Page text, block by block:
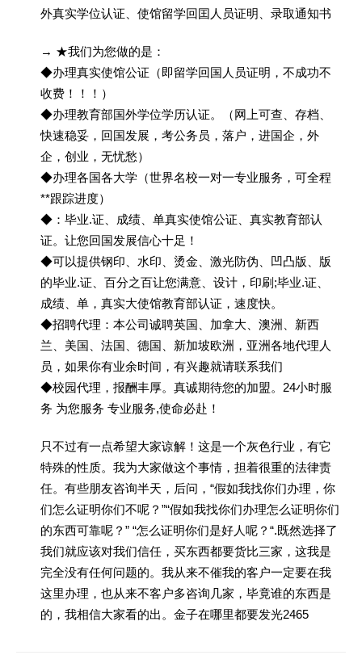
外真实学位认证、使馆留学回囯人员证明、录取通知书
→ ★我们为您做的是：
◆办理真实使馆公证（即留学回国人员证明，不成功不
收费！！！）
◆办理教育部国外学位学历认证。（网上可查、存档、
快速稳妥，回国发展，考公务员，落户，进国企，外
企，创业，无忧愁）
◆办理各国各大学（世界名校一对一专业服务，可全程
**跟踪进度）
◆：毕业.证、成绩、单真实使馆公证、真实教育部认
证。让您回国发展信心十足！
◆可以提供钢印、水印、烫金、激光防伪、凹凸版、版
的毕业.证、百分之百让您满意、设计，印刷;毕业.证、
成绩、单，真实大使馆教育部认证，速度快。
◆招聘代理：本公司诚聘英国、加拿大、澳洲、新西
兰、美国、法国、德国、新加坡欧洲，亚洲各地代理人
员，如果你有业余时间，有兴趣就请联系我们
◆校园代理，报酬丰厚。真诚期待您的加盟。24小时服
务 为您服务 专业服务,使命必赴！
只不过有一点希望大家谅解！这是一个灰色行业，有它
特殊的性质。我为大家做这个事情，担着很重的法律责
任。有些朋友咨询半天，后问，“假如我找你们办理，你
们怎么证明你们不呢？”“假如我找你们办理怎么证明你们
的东西可靠呢？” “怎么证明你们是好人呢？“.既然选择了
我们就应该对我们信任，买东西都要货比三家，这我是
完全没有任何问题的。我从来不催我的客户一定要在我
这里办理，也从来不客户多咨询几家，毕竟谁的东西是
的，我相信大家看的出。金子在哪里都要发光2465